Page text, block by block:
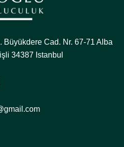
Büyükdere Cad. Nr. 67-71 Alba
34387 Istanbul